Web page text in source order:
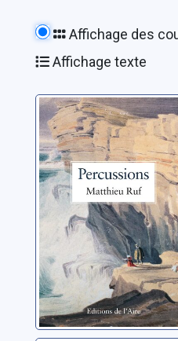
Affichage des
Affichage texte
Percussions
Ruf, Matthieu